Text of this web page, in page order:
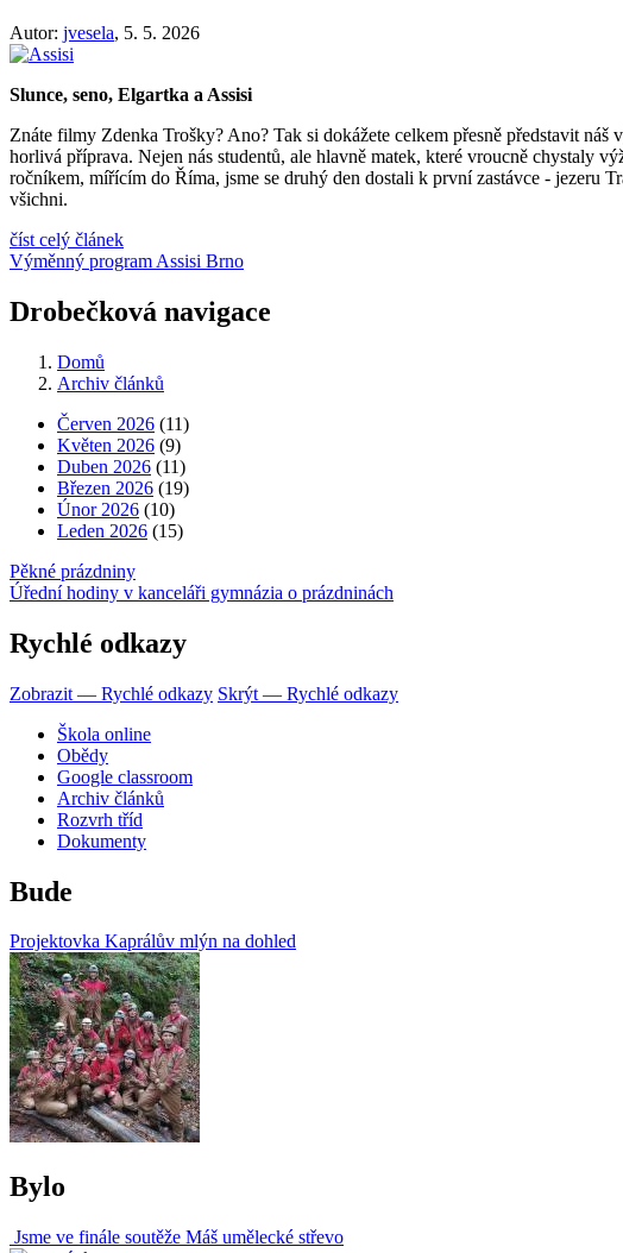
Autor: jvesela, 5. 5. 2026
Slunce, seno, Elgartka a Assisi
Znáte filmy Zdenka Trošky? Ano? Tak si dokážete celkem přesně představit
horlivá příprava. Nejen nás studentů, ale hlavně matek, které vroucně chystaly
ročníkem, mířícím do Říma, jsme se druhý den dostali k první zastávce - jezeru
všichni.
číst celý článek
Výměnný program Assisi Brno
Drobečková navigace
Domů
Archiv článků
Červen 2026 (11)
Květen 2026 (9)
Duben 2026 (11)
Březen 2026 (19)
Únor 2026 (10)
Leden 2026 (15)
Pěkné prázdniny
Úřední hodiny v kanceláři gymnázia o prázdninách
Rychlé odkazy
Zobrazit — Rychlé odkazy Skrýt — Rychlé odkazy
Škola online
Obědy
Google classroom
Archiv článků
Rozvrh tříd
Dokumenty
Bude
Projektovka Kaprálův mlýn na dohled
Bylo
Jsme ve finále soutěže Máš umělecké střevo